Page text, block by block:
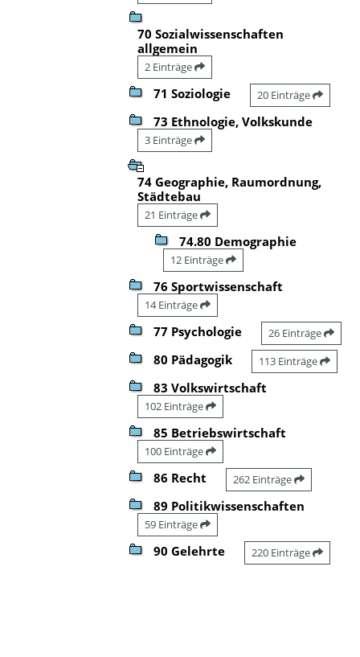
70 Sozialwissenschaften
allgemein
2 Einträge
71 Soziologie 20 Einträge
73 Ethnologie, Volkskunde
3 Einträge
74 Geographie, Raumordnung,
Städtebau
21 Einträge
74.80 Demographie
12 Einträge
76 Sportwissenschaft
14 Einträge
77 Psychologie 26 Einträge
80 Pädagogik 113 Einträge
83 Volkswirtschaft
102 Einträge
85 Betriebswirtschaft
100 Einträge
86 Recht 262 Einträge
89 Politikwissenschaften
59 Einträge
90 Gelehrte 220 Einträge